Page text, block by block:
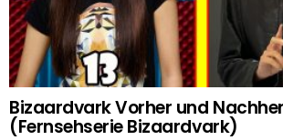
Bizaardvark Vorher und
(Fernsehserie Bizaardvark)